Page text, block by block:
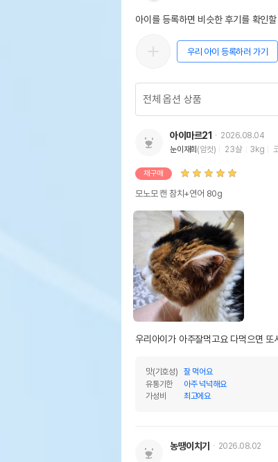
아이를 등록하면 비슷한 후기를 확인
우리 아이 등록하러 가기
아이마르21
2026.08.04
눈이재희 (암컷) 23살 3kg
재구매
모노모 캔 참치+연어 80g
우리아이가 아주잘먹고요 다먹으면 또
맛(기호성)
잘 먹어요
유통기한
아주 넉넉해요
가성비
최고에요
농땡이치기 2026.08.02